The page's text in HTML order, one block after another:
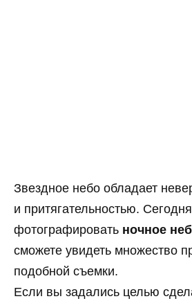
Звездное небо обладает
и притягательностью.
фотографировать ночное
сможете увидеть множество
подобной съемки.
Если вы задались целью